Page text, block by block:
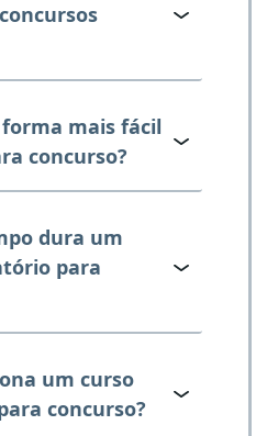
mais fácil
concurso?
dura um
para
um curso
concurso?